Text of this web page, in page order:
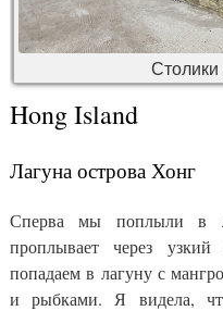
Столики
Hong Island
Лагуна острова Хонг
Сперва мы поплыли в
проплывает через
попадаем в лагуну с
и рыбками. Я видела,